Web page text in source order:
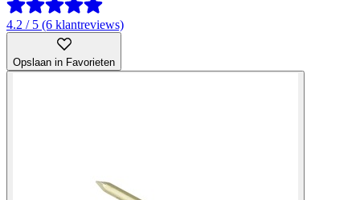
4.2 / 5 (6 klantreviews)
Opslaan in Favorieten